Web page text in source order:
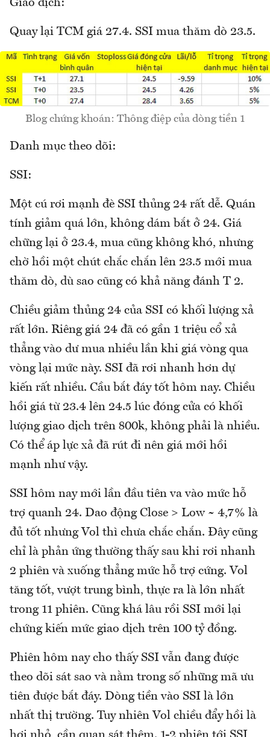
Giao dịch:
Quay lại TCM giá 27.4. SSI mua thăm dò 23.5.
Blog chứng khoán: Thông điệp của dòng tiền 1
Danh mục theo dõi:
SSI:
Một cú rơi mạnh đè SSI thủng 24 rất dễ. Quán
tính giảm quá lớn, không dám bắt ở 24. Giá
chững lại ở 23.4, mua cũng không khó, nhưng
chờ hồi một chút chắc chắn lên 23.5 mới mua
thăm dò, dù sao cũng có khả năng đánh T 2.
Chiều giảm thủng 24 của SSI có khối lượng xả
rất lớn. Riêng giá 24 đã có gần 1 triệu cổ xả
thẳng vào dư mua nhiều lần khi giá vòng qua
vòng lại mức này. SSI đã rơi nhanh hơn dự
kiến rất nhiều. Cầu bắt đáy tốt hôm nay. Chiều
hồi giá từ 23.4 lên 24.5 lúc đóng cửa có khối
lượng giao dịch trên 800k, không phải là nhiều.
Có thể áp lực xả đã rút đi nên giá mới hồi
mạnh như vậy.
SSI hôm nay mới lần đầu tiên va vào mức hỗ
trợ quanh 24. Dao động Close > Low ~ 4,7% là
đủ tốt nhưng Vol thì chưa chắc chắn. Đây cũng
chỉ là phản ứng thường thấy sau khi rơi nhanh
2 phiên và xuống thẳng mức hỗ trợ cứng. Vol
tăng tốt, vượt trung bình, thực ra là lớn nhất
trong 11 phiên. Cũng khá lâu rồi SSI mới lại
chứng kiến mức giao dịch trên 100 tỷ đồng.
Phiên hôm nay cho thấy SSI vẫn đang được
theo dõi sát sao và nằm trong số những mã ưu
tiên được bắt đáy. Dòng tiền vào SSI là lớn
nhất thị trường. Tuy nhiên Vol chiều đẩy hồi là